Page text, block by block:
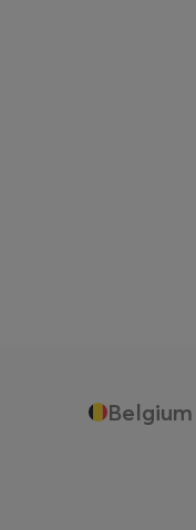
Belgium